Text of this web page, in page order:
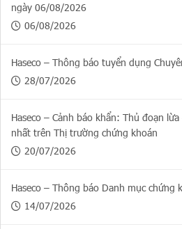
ngày 06/08/2026
06/08/2026
Haseco – Thông báo tuyển dụng
28/07/2026
Haseco – Cảnh báo khẩn: Thủ đoạn
nhất trên Thị trường chứng khoán
20/07/2026
Haseco – Thông báo Danh mục
14/07/2026